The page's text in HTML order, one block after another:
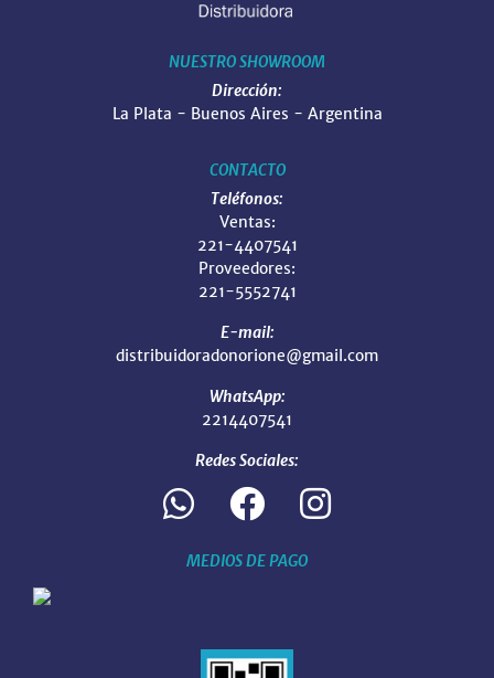
NUESTRO SHOWROOM
Dirección:
La Plata - Buenos Aires - Argentina
CONTACTO
Teléfonos:
Ventas:
221-4407541
Proveedores:
221-5552741
E-mail:
distribuidoradonorione@gmail.com
WhatsApp:
2214407541
Redes Sociales:
MEDIOS DE PAGO